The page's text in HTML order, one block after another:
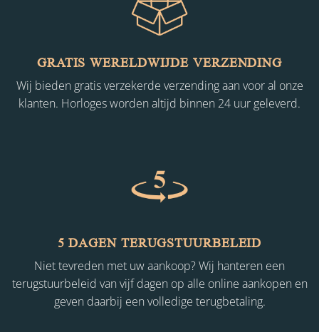
GRATIS WERELDWIJDE VERZENDING
Wij bieden gratis verzekerde verzending aan voor al onze
klanten. Horloges worden altijd binnen 24 uur geleverd.
5 DAGEN TERUGSTUURBELEID
Niet tevreden met uw aankoop? Wij hanteren een
terugstuurbeleid van vijf dagen op alle online aankopen en
geven daarbij een volledige terugbetaling.